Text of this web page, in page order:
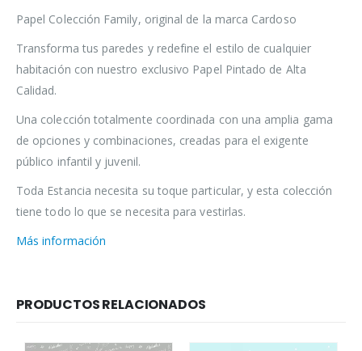
Papel Colección Family, original de la marca Cardoso
Transforma tus paredes y redefine el estilo de cualquier
habitación con nuestro exclusivo Papel Pintado de Alta
Calidad.
Una colección totalmente coordinada con una amplia gama
de opciones y combinaciones, creadas para el exigente
público infantil y juvenil.
Toda Estancia necesita su toque particular, y esta colección
tiene todo lo que se necesita para vestirlas.
Más información
PRODUCTOS RELACIONADOS